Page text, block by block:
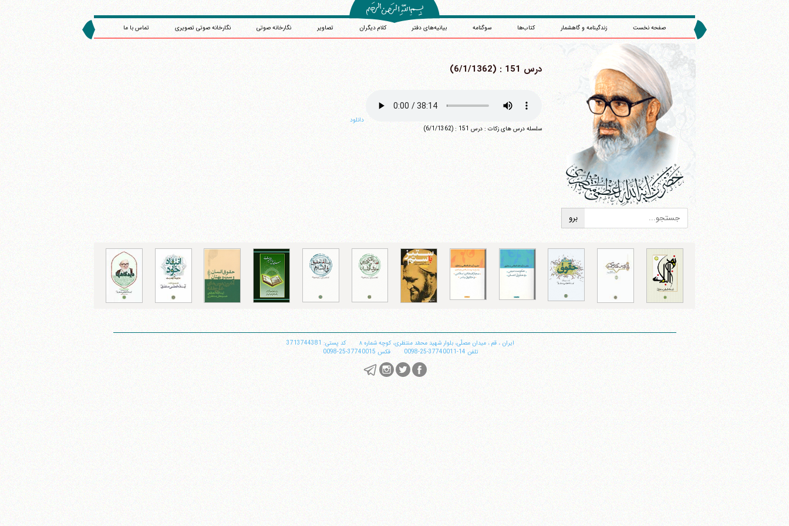
صفحه نخست زندگینامه و گاهشمار کتاب‌ها سوگنامه بیانیه‌های دفتر کلام دیگران تصاویر نگارخانه صوتی نگارخانه صوتی تصویری تماس با ما
درس 151 : (6/1/1362)
دانلود
سلسله درس های زکات : درس 151 : (6/1/1362)
ایران ، قم ، میدان مصلّی، بلوار شهید محمّد منتظری، كوچه شماره ٨
کد پستی: 3713744381
تلفن 14-37740011-25-0098 فکس 37740015-25-0098
وب سایت رسمی آیت‌الله منتظری
فکس37740015-25-98+